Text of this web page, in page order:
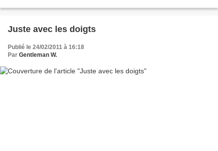
Juste avec les doigts
Publié le 24/02/2011 à 16:18
Par Gentleman W.